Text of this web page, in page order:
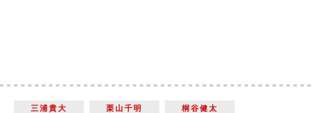
三浦貴大 栗山千明 桐谷健太